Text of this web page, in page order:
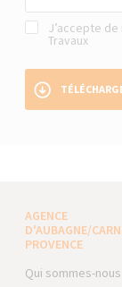
J’accepte
Travaux
AGENCE
D'AUBAGNE/
PROVENCE
Qui sommes-nous